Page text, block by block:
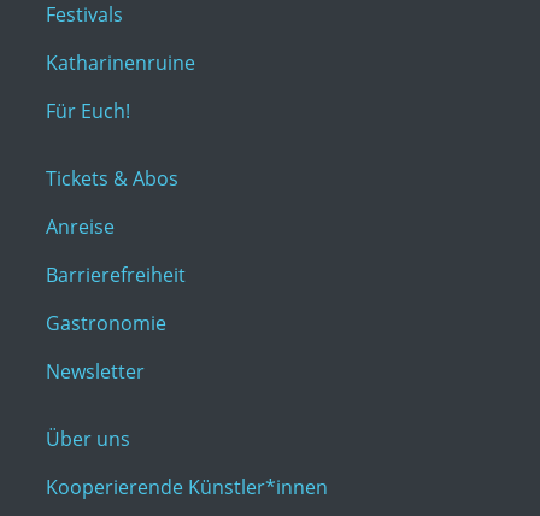
Festivals
Katharinenruine
Für Euch!
Tickets & Abos
Anreise
Barrierefreiheit
Gastronomie
Newsletter
Über uns
Kooperierende Künstler*innen